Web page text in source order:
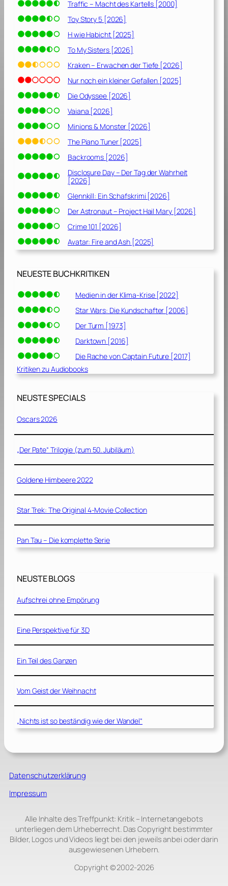
Traffic – Macht des Kartells [2000]
Toy Story 5 [2026]
H wie Habicht [2025]
To My Sisters [2026]
Kraken – Erwachen der Tiefe [2026]
Nur noch ein kleiner Gefallen [2025]
Die Odyssee [2026]
Vaiana [2026]
Minions & Monster [2026]
The Piano Tuner [2025]
Backrooms [2026]
Disclosure Day – Der Tag der Wahrheit
[2026]
Glennkill: Ein Schafskrimi [2026]
Der Astronaut – Project Hail Mary [2026]
Crime 101 [2026]
Avatar: Fire and Ash [2025]
NEUESTE BUCHKRITIKEN
Medien in der Klima-Krise [2022]
Star Wars: Die Kundschafter [2006]
Der Turm [1973]
Darktown [2016]
Die Rache von Captain Future [2017]
Kritiken zu Audiobooks
NEUSTE SPECIALS
Oscars 2026
„Der Pate“ Trilogie (zum 50. Jubiläum)
Goldene Himbeere 2022
Star Trek: The Original 4-Movie Collection
Pan Tau – Die komplette Serie
NEUSTE BLOGS
Aufschrei ohne Empörung
Eine Perspektive für 3D
Ein Teil des Ganzen
Vom Geist der Weihnacht
„Nichts ist so beständig wie der Wandel“
Datenschutzerklärung
Impressum
Alle Inhalte des Treffpunkt: Kritik – Internetangebots
unterliegen dem Urheberrecht. Das Copyright bestimmter
Bilder, Logos und Videos liegt bei den jeweils anbei oder darin
ausgewiesenen Urhebern.
Copyright © 2002‑2026